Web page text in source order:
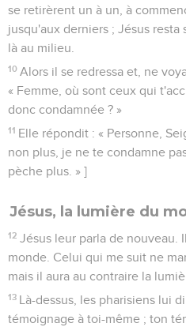
se retirèrent un à un, à
jusqu'aux derniers ; Jésus
là au milieu.
10 Alors il se redressa et, ne
« Femme, où sont ceux qui
donc condamnée ? »
11 Elle répondit : « Personne,
non plus, je ne te condamne
pèche plus. » ]
Jésus, la lumière du
12 Jésus leur parla de nouveau.
monde. Celui qui me suit ne
mais il aura au contraire la
13 Là-dessus, les pharisiens lui
témoignage à toi-même ; ton